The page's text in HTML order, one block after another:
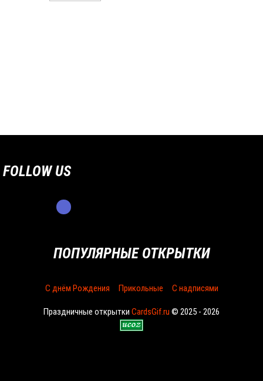
ПОПУЛЯРНЫЕ ОТКРЫТКИ
С днём Рождения Прикольные С надписями
Праздничные открытки CardsGif.ru © 2025 - 2026
FOLLOW US